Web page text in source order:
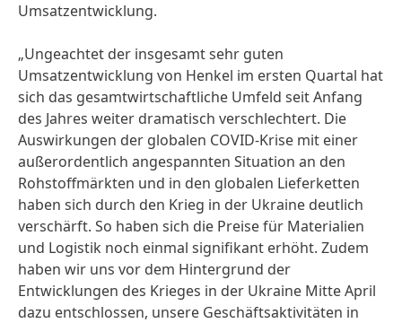
Umsatzentwicklung.
„Ungeachtet der insgesamt sehr guten
Umsatzentwicklung von Henkel im ersten Quartal hat
sich das gesamtwirtschaftliche Umfeld seit Anfang
des Jahres weiter dramatisch verschlechtert. Die
Auswirkungen der globalen COVID-Krise mit einer
außerordentlich angespannten Situation an den
Rohstoffmärkten und in den globalen Lieferketten
haben sich durch den Krieg in der Ukraine deutlich
verschärft. So haben sich die Preise für Materialien
und Logistik noch einmal signifikant erhöht. Zudem
haben wir uns vor dem Hintergrund der
Entwicklungen des Krieges in der Ukraine Mitte April
dazu entschlossen, unsere Geschäftsaktivitäten in